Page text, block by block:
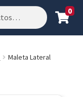
0
Maleta Lateral